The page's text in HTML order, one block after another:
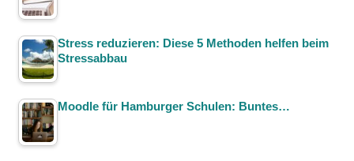
Stress reduzieren: Diese 5 Methoden helfen beim
Stressabbau
Moodle für Hamburger Schulen: Buntes…